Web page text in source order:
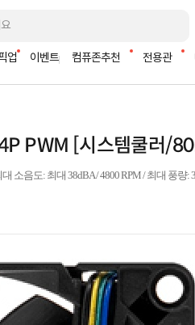
업 이벤트 컴퓨존추천 전용관
PWM [시스템쿨러/
소음도: 최대 38dBA / 4800 RPM / 최대 풍량: